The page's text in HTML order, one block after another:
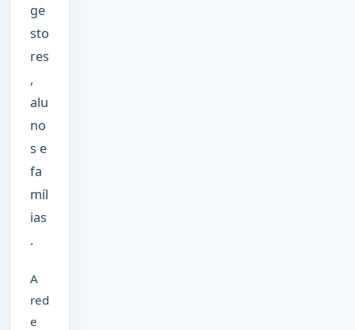
ge
sto
res
,
alu
no
s e
fa
míl
ias
.
A
red
e